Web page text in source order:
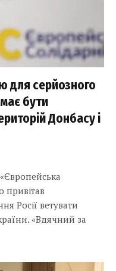
для серйозного
бути
Донбасу і
привітав
Росії ветувати
«Вдячний за